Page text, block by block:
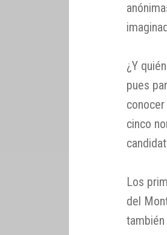
¿Y
pues
cinco
Los
del